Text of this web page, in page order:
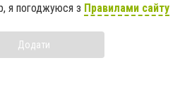
я погоджуюся з Правилами сайту
Додати